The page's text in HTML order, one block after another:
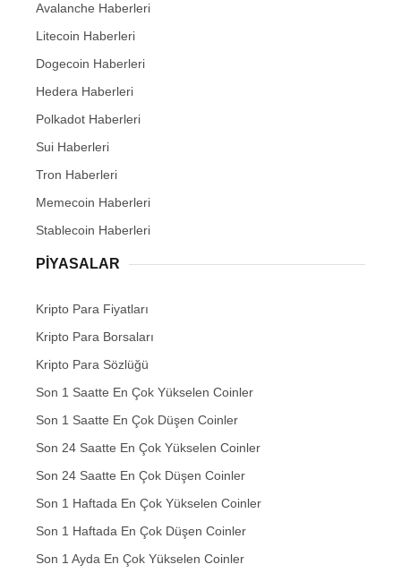
Avalanche Haberleri
Litecoin Haberleri
Dogecoin Haberleri
Hedera Haberleri
Polkadot Haberleri
Sui Haberleri
Tron Haberleri
Memecoin Haberleri
Stablecoin Haberleri
PIYASALAR
Kripto Para Fiyatları
Kripto Para Borsaları
Kripto Para Sözlüğü
Son 1 Saatte En Çok Yükselen Coinler
Son 1 Saatte En Çok Düşen Coinler
Son 24 Saatte En Çok Yükselen Coinler
Son 24 Saatte En Çok Düşen Coinler
Son 1 Haftada En Çok Yükselen Coinler
Son 1 Haftada En Çok Düşen Coinler
Son 1 Ayda En Çok Yükselen Coinler